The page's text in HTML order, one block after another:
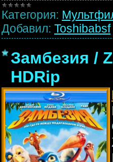
Категория:
Добавил: Toshibabsf
Замбезия /
HDRip